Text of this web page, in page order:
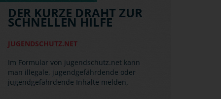
DER KURZE DRAHT ZUR
SCHNELLEN HILFE
JUGENDSCHUTZ.NET
Im Formular von jugendschutz.net kann
man illegale, jugendgefährdende oder
jugendgefährdende Inhalte melden.